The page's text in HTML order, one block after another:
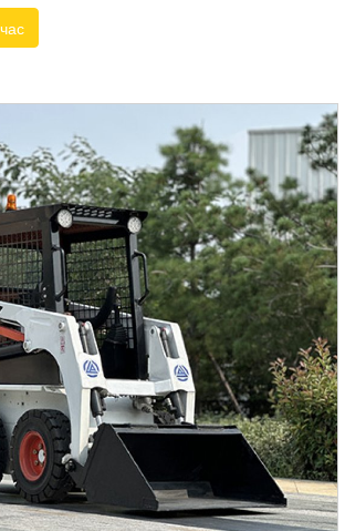
хозяйстве, в лесах и других
Благодаря своей
на рабочую силу и повысить общую